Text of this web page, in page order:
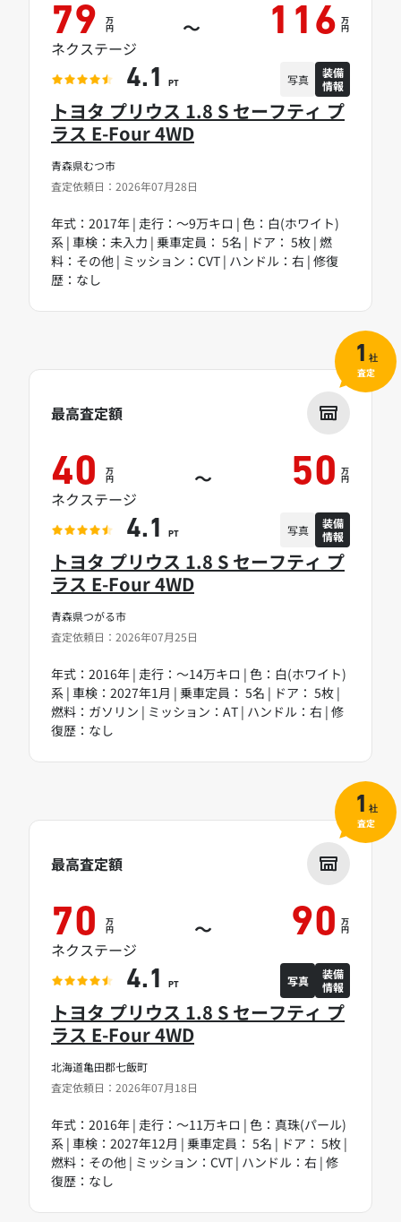
青森県むつ市
査定依頼日：2026年07月28日
トヨタ プリウス 1.8 S セーフティ プ
ラス E-Four 4WD
年式：2017年 | 走行：～9万キロ | 色：白(ホワイト)
系 | 車検：未入力 | 乗車定員： 5名 | ドア： 5枚 | 燃
料：その他 | ミッション：CVT | ハンドル：右 | 修復
歴：なし
79 万
円 ～ 116 万
円
ネクステージ
4.1 PT 写真
装備
情報
青森県つがる市
査定依頼日：2026年07月25日
トヨタ プリウス 1.8 S セーフティ プ
ラス E-Four 4WD
年式：2016年 | 走行：～14万キロ | 色：白(ホワイト)
系 | 車検：2027年1月 | 乗車定員： 5名 | ドア： 5枚 |
燃料：ガソリン | ミッション：AT | ハンドル：右 | 修
復歴：なし
最高査定額
40 万
円 ～ 50 万
円
ネクステージ
4.1 PT 写真
装備
情報
1 社
査定
北海道亀田郡七飯町
査定依頼日：2026年07月18日
トヨタ プリウス 1.8 S セーフティ プ
ラス E-Four 4WD
年式：2016年 | 走行：～11万キロ | 色：真珠(パール)
系 | 車検：2027年12月 | 乗車定員： 5名 | ドア： 5枚 |
燃料：その他 | ミッション：CVT | ハンドル：右 | 修
復歴：なし
最高査定額
70 万
円 ～ 90 万
円
ネクステージ
4.1 PT 写真
装備
情報
1 社
査定